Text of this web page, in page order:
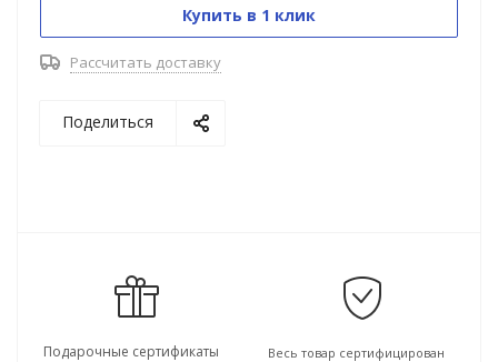
Купить в 1 клик
Рассчитать доставку
Поделиться
Подарочные сертификаты Весь товар сертифицирован